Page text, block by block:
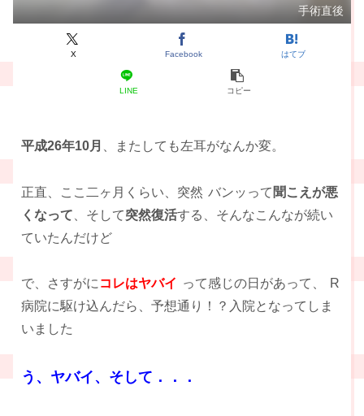
手術直後
X Facebook はてブ
LINE コピー
平成26年10月 、またしても左耳がなんか変。
正直、ここ二ヶ月くらい、突然 バンッって 聞こえが悪
くなって 、そして突然復活する、そんなこんなが続い
ていたんだけど
で、さすがに コレはヤバイ って感じの日があって、
R
病院に駆け込んだら、予想通り！？入院となってしま
いました
う、ヤバイ、そして．．．